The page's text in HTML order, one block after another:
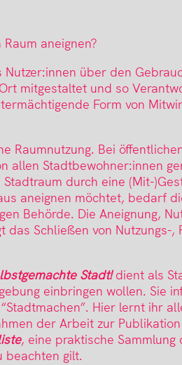
aneignen?
über den
mitgestaltet und so
Form von
Raumnutzung. Bei
allen Stadtbewohner:innen
durch eine (Mit-
aneignen möchtet, bedarf
Behörde. Die Aneignung,
Schließen von Nutzungs-,
Stadt!dient als
einbringen wollen. Sie
Hier lernt ihr
der Arbeit zur
, eine praktische Sammlung
beachten gilt.